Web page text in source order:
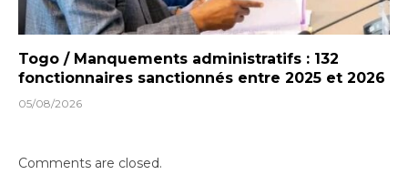
Togo / Manquements administratifs : 132
fonctionnaires sanctionnés entre 2025 et 2026
05/08/2026
Comments are closed.